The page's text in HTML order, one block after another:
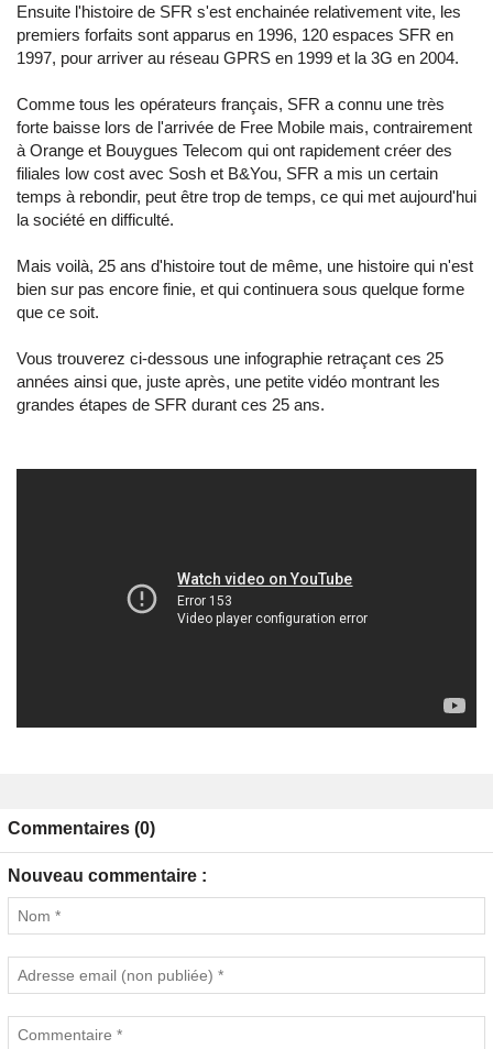
Ensuite l'histoire de SFR s'est enchainée relativement vite, les
premiers forfaits sont apparus en 1996, 120 espaces SFR en
1997, pour arriver au réseau GPRS en 1999 et la 3G en 2004.
Comme tous les opérateurs français, SFR a connu une très
forte baisse lors de l'arrivée de Free Mobile mais, contrairement
à Orange et Bouygues Telecom qui ont rapidement créer des
filiales low cost avec Sosh et B&You, SFR a mis un certain
temps à rebondir, peut être trop de temps, ce qui met aujourd'hui
la société en difficulté.
Mais voilà, 25 ans d'histoire tout de même, une histoire qui n'est
bien sur pas encore finie, et qui continuera sous quelque forme
que ce soit.
Vous trouverez ci-dessous une infographie retraçant ces 25
années ainsi que, juste après, une petite vidéo montrant les
grandes étapes de SFR durant ces 25 ans.
Commentaires (0)
Nouveau commentaire :